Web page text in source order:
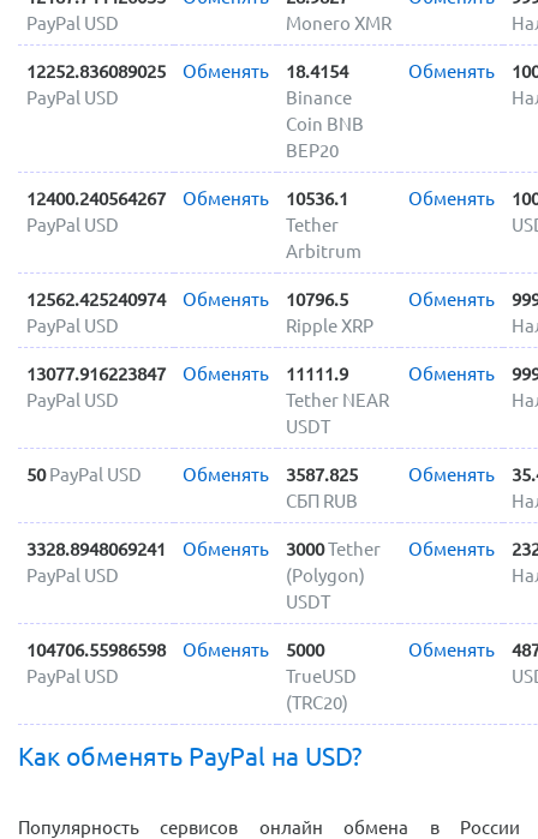
PayPal USD
Monero XMR
12252.836089025
PayPal USD
Обменять
18.4154
Binance
Coin BNB
BEP20
Обменять
12400.240564267
PayPal USD
Обменять
10536.1
Tether
Arbitrum
Обменять
12562.425240974
PayPal USD
Обменять
10796.5
Ripple XRP
Обменять
13077.916223847
PayPal USD
Обменять
11111.9
Tether NEAR
USDT
Обменять
50 PayPal USD Обменять
3587.825
СБП RUB
Обменять
3328.8948069241
PayPal USD
Обменять 3000Tether
(Polygon)
USDT
Обменять
104706.55986598
PayPal USD
Обменять
5000
TrueUSD
(TRC20)
Обменять
Как обменять PayPal на USD?
Популярность сервисов онлайн обмена в России